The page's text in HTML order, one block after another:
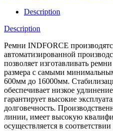
Description
Description
Ремни INDFORCE
автоматизированной
позволяет изготавливать
размера с самыми
600мм до 16000мм.
обеспечивает низкое
гарантирует высокие
долговечность.
линии, имеет высокую
осуществляется в